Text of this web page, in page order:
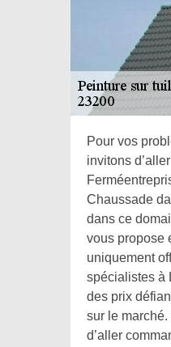
Pour vos
invitons
Chaussade
dans ce
vous propose
uniquement
spécialistes à
des prix
sur le
d’aller